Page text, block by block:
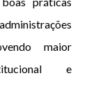
maior
e